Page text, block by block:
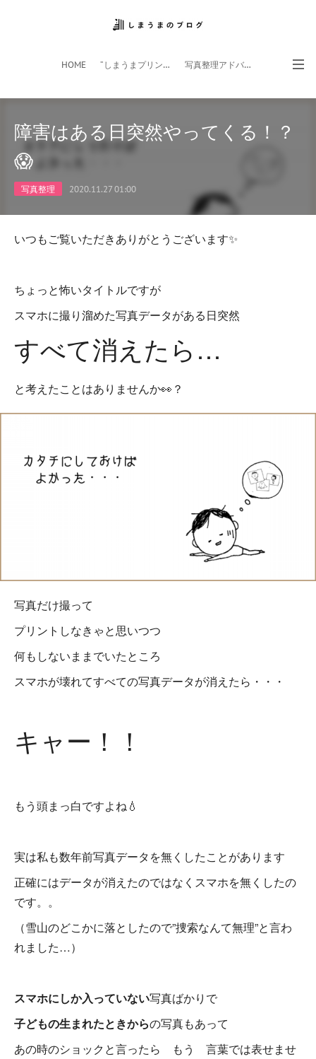
HOME ”しまうまプリント”サイト 写真整理アドバイザー
障害はある日突然やってくる！？
😱
写真整理 2020.11.27 01:00
いつもご覧いただきありがとうございます✨
ちょっと怖いタイトルですが
スマホに撮り溜めた写真データがある日突然
すべて消えたら…
と考えたことはありませんか👀？
写真だけ撮って
プリントしなきゃと思いつつ
何もしないままでいたところ
スマホが壊れてすべての写真データが消えたら・・・
キャー！！
もう頭まっ白ですよね💧
実は私も数年前写真データを無くしたことがあります
正確にはデータが消えたのではなくスマホを無くしたの
です。。
（雪山のどこかに落としたので”捜索なんて無理”と言わ
れました…）
スマホにしか入っていない写真ばかりで
子どもの生まれたときからの写真もあって
あの時のショックと言ったら もう 言葉では表せませ